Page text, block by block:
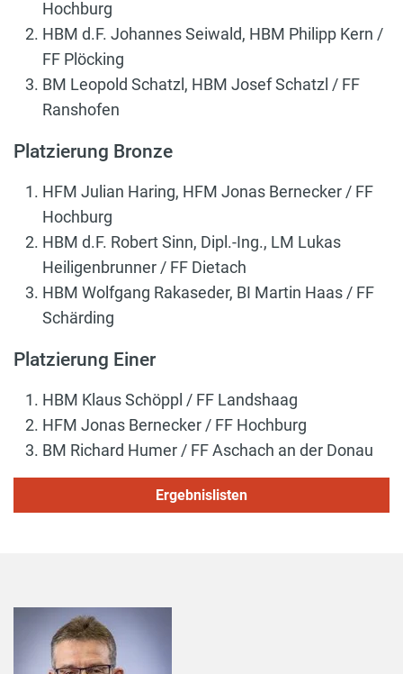
Hochburg
HBM d.F. Johannes Seiwald, HBM Philipp Kern /
FF Plöcking
BM Leopold Schatzl, HBM Josef Schatzl / FF
Ranshofen
Platzierung Bronze
HFM Julian Haring, HFM Jonas Bernecker / FF
Hochburg
HBM d.F. Robert Sinn, Dipl.-Ing., LM Lukas
Heiligenbrunner / FF Dietach
HBM Wolfgang Rakaseder, BI Martin Haas / FF
Schärding
Platzierung Einer
HBM Klaus Schöppl / FF Landshaag
HFM Jonas Bernecker / FF Hochburg
BM Richard Humer / FF Aschach an der Donau
Ergebnislisten